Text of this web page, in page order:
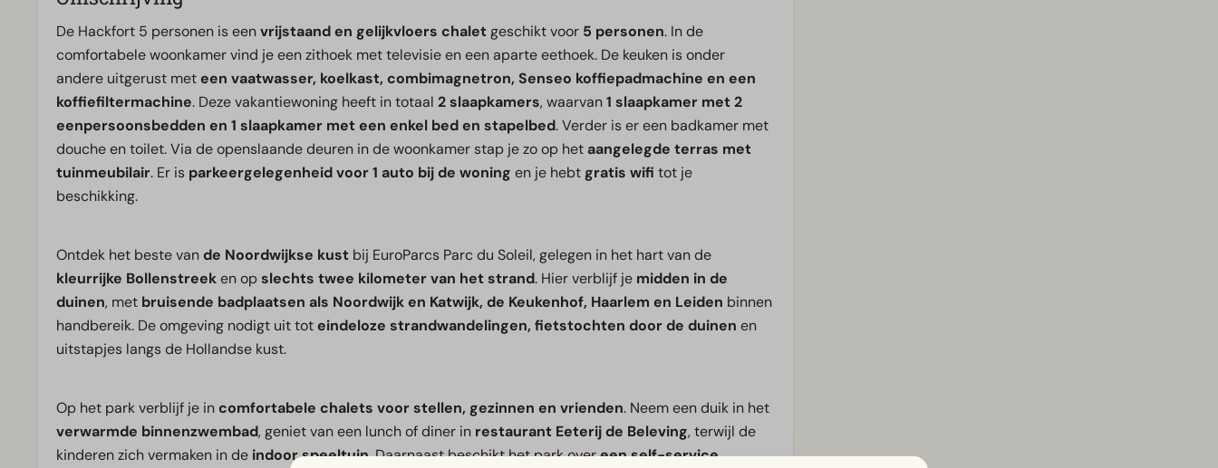
De Hackfort 5 personen is eenvrijstaand en gelijkvloers chaletgeschikt voor 5 personen. In de
comfortabele woonkamer vind je een zithoek met televisie en een aparte eethoek. De keuken is onder
andere uitgerust meteen vaatwasser, koelkast, combimagnetron, Senseo koffiepadmachine en een
koffiefiltermachine. Deze vakantiewoning heeft in totaal 2 slaapkamers, waarvan1 slaapkamer met 2
eenpersoonsbedden en 1 slaapkamer met een enkel bed en stapelbed. Verder is er een badkamer met
douche en toilet. Via de openslaande deuren in de woonkamer stap je zo op het aangelegde terras met
tuinmeubilair. Er is parkeergelegenheid voor 1 auto bij de woning en je hebt gratis wifi tot je
beschikking.
Ontdek het beste vande Noordwijkse kust bij EuroParcs Parc du Soleil, gelegen in het hart van de
kleurrijke Bollenstreeken opslechts twee kilometer van het strand. Hier verblijf je midden in de
duinen, met bruisende badplaatsen als Noordwijk en Katwijk, de Keukenhof, Haarlem en Leiden binnen
handbereik. De omgeving nodigt uit toteindeloze strandwandelingen, fietstochten door de duinen en
uitstapjes langs de Hollandse kust.
Op het park verblijf je incomfortabele chalets voor stellen, gezinnen en vrienden. Neem een duik in het
verwarmde binnenzwembad, geniet van een lunch of diner in restaurant Eeterij de Beleving, terwijl de
kinderen zich vermaken in de indoor speeltuin. Daarnaast beschikt het park overeen self-service